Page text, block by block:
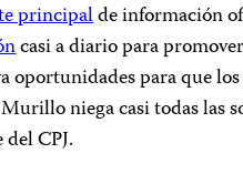
principalde información
casi a diario para
oportunidades para que
Murillo niega casi todas las
CPJ.